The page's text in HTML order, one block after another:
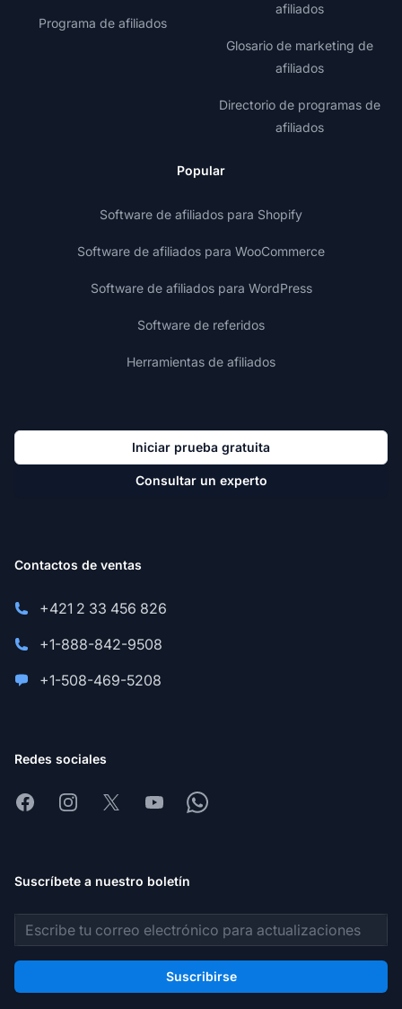
Programa de afiliados
afiliados
Glosario de marketing de
afiliados
Directorio de programas de
afiliados
Popular
Software de afiliados para Shopify
Software de afiliados para WooCommerce
Software de afiliados para WordPress
Software de referidos
Herramientas de afiliados
Iniciar prueba gratuita
Consultar un experto
Contactos de ventas
+421 2 33 456 826
+1-888-842-9508
+1-508-469-5208
Redes sociales
FacebookInstagram
X YoutubeWhatsapp
Suscríbete a nuestro boletín
Dirección de correo electrónico
Suscribirse